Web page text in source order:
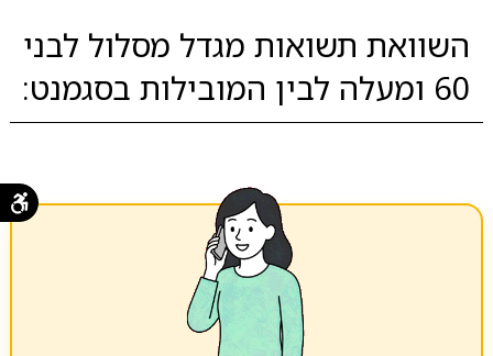
השוואת תשואות מגדל מסלול לבני
60 ומעלה לבין המובילות בסגמנט: